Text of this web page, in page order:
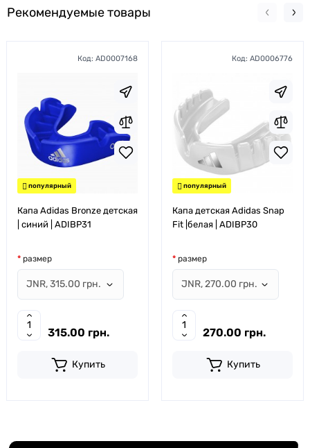
Рекомендуемые товары
Код: AD0007168
популярный
Капа Adidas Bronze детская
| синий | ADIBP31
размер
315.00 грн.
Купить
Код: AD0006776
популярный
Капа детская Adidas Snap
Fit |белая | ADIBP30
размер
270.00 грн.
Купить